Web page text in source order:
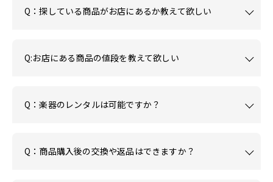
Q：探している商品がお店にあるか教えて欲しい
Q:お店にある商品の値段を教えて欲しい
Q：楽器のレンタルは可能ですか？
Q：商品購入後の交換や返品はできますか？